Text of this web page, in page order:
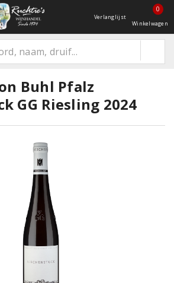
Verlanglijst
0
Winkelwagen
Buhl Pfalz
GG Riesling 2024